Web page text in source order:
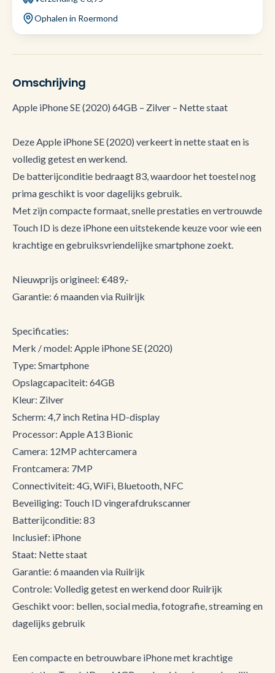
Ophalen in Roermond
Omschrijving
Apple iPhone SE (2020) 64GB – Zilver – Nette staat
Deze Apple iPhone SE (2020) verkeert in nette staat en is
volledig getest en werkend.
De batterijconditie bedraagt 83, waardoor het toestel nog
prima geschikt is voor dagelijks gebruik.
Met zijn compacte formaat, snelle prestaties en vertrouwde
Touch ID is deze iPhone een uitstekende keuze voor wie een
krachtige en gebruiksvriendelijke smartphone zoekt.
Nieuwprijs origineel: €489,-
Garantie: 6 maanden via Ruilrijk
Specificaties:
Merk / model: Apple iPhone SE (2020)
Type: Smartphone
Opslagcapaciteit: 64GB
Kleur: Zilver
Scherm: 4,7 inch Retina HD-display
Processor: Apple A13 Bionic
Camera: 12MP achtercamera
Frontcamera: 7MP
Connectiviteit: 4G, WiFi, Bluetooth, NFC
Beveiliging: Touch ID vingerafdrukscanner
Batterijconditie: 83
Inclusief: iPhone
Staat: Nette staat
Garantie: 6 maanden via Ruilrijk
Controle: Volledig getest en werkend door Ruilrijk
Geschikt voor: bellen, social media, fotografie, streaming en
dagelijks gebruik
Een compacte en betrouwbare iPhone met krachtige